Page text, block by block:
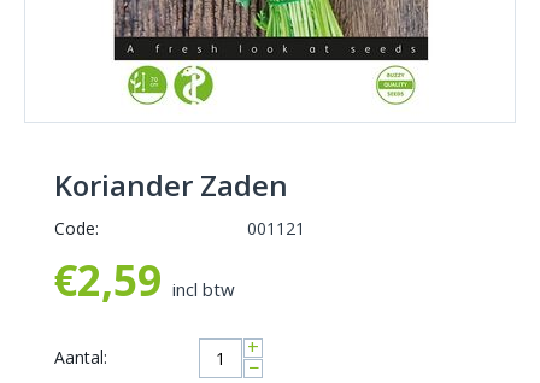
Koriander Zaden
Code: 001121
€2,59 incl btw
Aantal: +
−